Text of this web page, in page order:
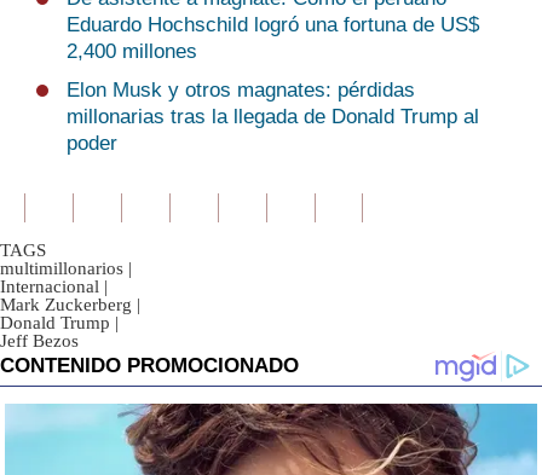
Eduardo Hochschild logró una fortuna de US$
2,400 millones
Elon Musk y otros magnates: pérdidas
millonarias tras la llegada de Donald Trump al
poder
TAGS
multimillonarios |
Internacional |
Mark Zuckerberg |
Donald Trump |
Jeff Bezos